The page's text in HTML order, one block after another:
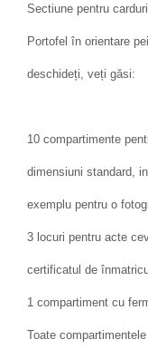
Sectiune pentru
Portofel în orientare
deschideți, veți găsi:
10 compartimente
dimensiuni standard,
exemplu pentru o
3 locuri pentru acte
certificatul de
1 compartiment cu
Toate